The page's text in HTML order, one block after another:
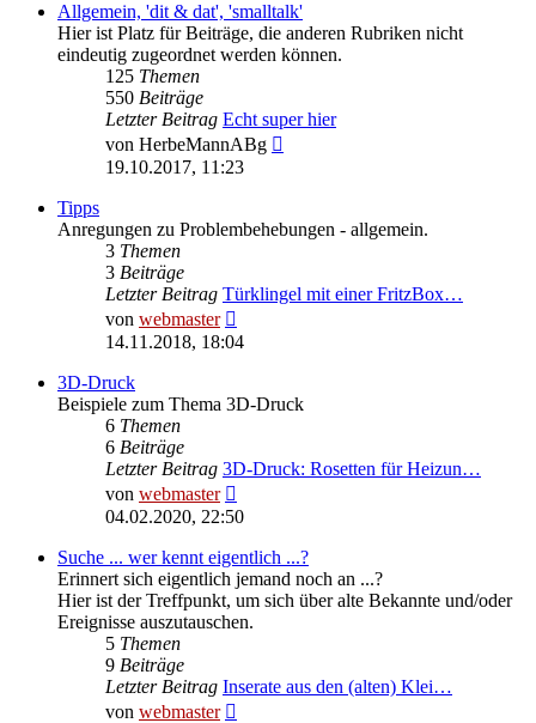
Allgemein, 'dit & dat', 'smalltalk'
Hier ist Platz für Beiträge, die anderen Rubriken nicht
eindeutig zugeordnet werden können.
125 Themen
550 Beiträge
Letzter Beitrag Echt super hier
von HerbeMannABg
19.10.2017, 11:23
Tipps
Anregungen zu Problembehebungen - allgemein.
3 Themen
3 Beiträge
Letzter Beitrag Türklingel mit einer FritzBox…
von webmaster
Beitrag
14.11.2018, 18:04
3D-Druck
Beispiele zum Thema 3D-Druck
6 Themen
6 Beiträge
Letzter Beitrag 3D-Druck: Rosetten für Heizun…
von webmaster
Beitrag
04.02.2020, 22:50
Suche ... wer kennt eigentlich ...?
Erinnert sich eigentlich jemand noch an ...?
Hier ist der Treffpunkt, um sich über alte Bekannte und/oder
Ereignisse auszutauschen.
5 Themen
9 Beiträge
Letzter Beitrag Inserate aus den (alten) Klei…
von webmaster